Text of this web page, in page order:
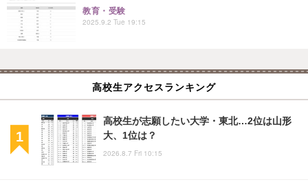
教育・受験
2025.9.2 Tue 19:15
高校生アクセスランキング
高校生が志願したい大学・東北…2位は山形
大、1位は？
2026.8.7 Fri 10:15